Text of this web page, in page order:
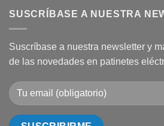
SUSCRÍBASE A NUESTRA
Suscríbase a nuestra newsletter y
de las novedades en patinetes